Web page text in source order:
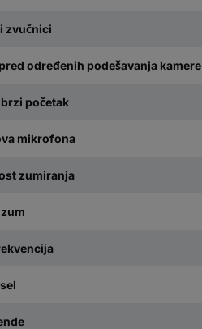
zvučnici
određenih podešavanja kamere
početak
mikrofona
zumiranja